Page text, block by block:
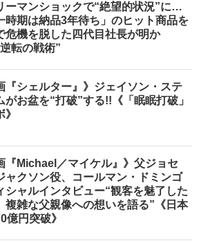
ーマンショックで“絶望的状況”に…
時期は納品3年待ち」のヒット商品を
危機を脱した四代目社長が明か
転の戦術”
『シェルター』》ジェイソン・ステ
がお盆を“打破”する!!《「眠眠打破」
『Michael／マイケル』》父ジョセ
ャクソン役、コールマン・ドミンゴ
シャルインタビュー“観客を魅了した
複雑な父親像への想いを語る”《日本
億円突破》